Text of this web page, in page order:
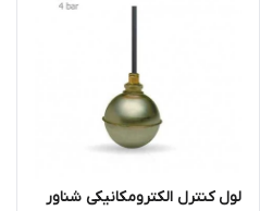
لول کنترل الکترومکانیکی شناور